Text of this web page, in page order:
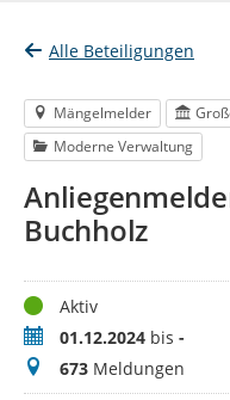
Alle Beteiligungen
Mängelmelder
Moderne Verwaltung
Buchholz
StatusAktiv
Zeitraum01.12.2024 bis -
Meldungen
673 Meldungen